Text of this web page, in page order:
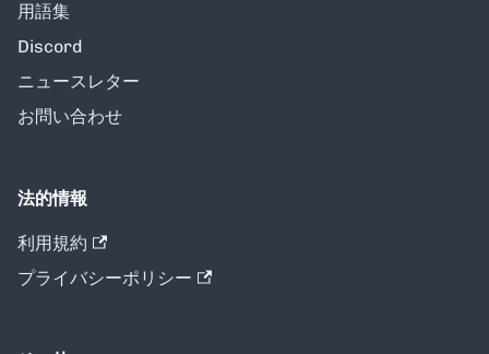
用語集
Discord
ニュースレター
お問い合わせ
法的情報
利用規約
プライバシーポリシー